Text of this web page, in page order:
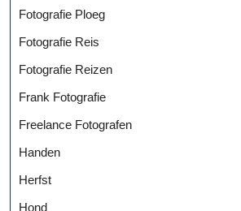
Fotografie Ploeg
Fotografie Reis
Fotografie Reizen
Frank Fotografie
Freelance Fotografen
Handen
Herfst
Hond